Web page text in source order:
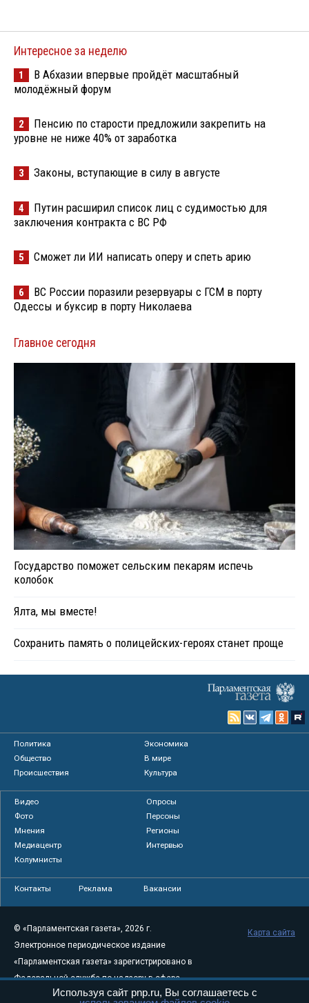
Интересное за неделю
1
В Абхазии впервые пройдёт масштабный
молодёжный форум
2
Пенсию по старости предложили закрепить на
уровне не ниже 40% от заработка
3 Законы, вступающие в силу в августе
4
Путин расширил список лиц с судимостью для
заключения контракта с ВС РФ
5 Сможет ли ИИ написать оперу и спеть арию
6
ВС России поразили резервуары с ГСМ в порту
Одессы и буксир в порту Николаева
Главное сегодня
Государство поможет сельским пекарям испечь
колобок
Ялта, мы вместе!
Сохранить память о полицейских-героях станет проще
Политика
Экономика
Общество
В мире
Происшествия
Культура
Видео
Опросы
Фото
Персоны
Мнения
Регионы
Медиацентр
Интервью
Колумнисты
Контакты Реклама Вакансии
© «Парламентская газета», 2026 г.
Электронное периодическое издание
«Парламентская газета» зарегистрировано в
Федеральной службе по надзору в сфере
связи, информационных технологий и
Карта сайта
Используя сайт pnp.ru, Вы соглашаетесь с